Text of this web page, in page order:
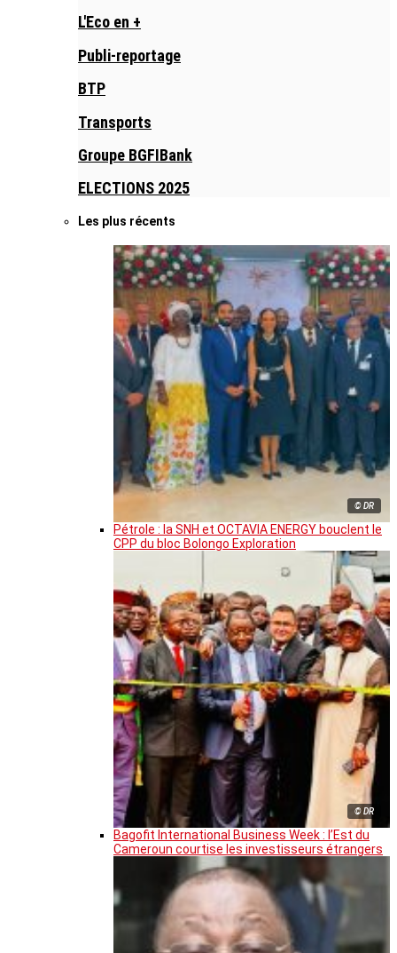
L'Eco en +
Publi-reportage
BTP
Transports
Groupe BGFIBank
ELECTIONS 2025
Les plus récents
© DR
Pétrole : la SNH et OCTAVIA ENERGY bouclent le
CPP du bloc Bolongo Exploration
© DR
Bagofit International Business Week : l’Est du
Cameroun courtise les investisseurs étrangers